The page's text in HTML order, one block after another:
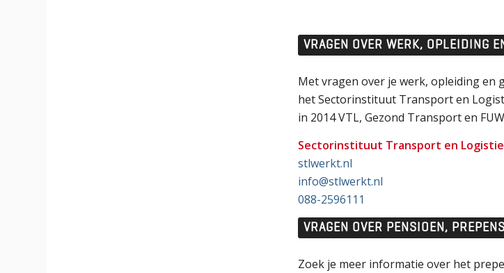
VRAGEN OVER WERK, OPLEIDING
Met vragen over je werk, opleiding en
het Sectorinstituut Transport en
in 2014 VTL, Gezond Transport en
Sectorinstituut Transport en
stlwerkt.nl
info@stlwerkt.nl
088-2596111
VRAGEN OVER PENSIOEN,
Zoek je meer informatie over het